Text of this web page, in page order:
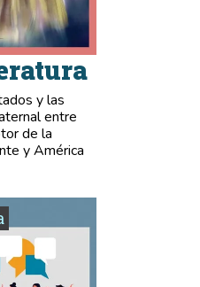
y las
entre
de la
y América